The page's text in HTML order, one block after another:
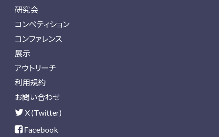
研究会
コンペティション
コンファレンス
展示
アウトリーチ
利用規約
お問い合わせ
X (Twitter)
Facebook